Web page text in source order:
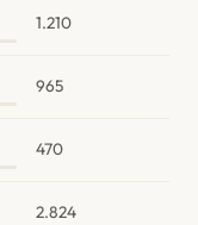
1.210
965
470
2.824